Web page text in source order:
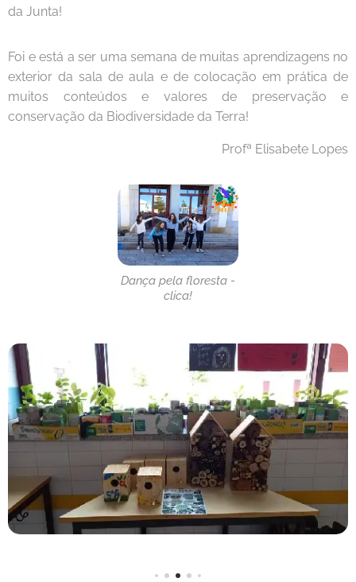
da Junta!
Foi e está a ser uma semana de muitas aprendizagens no
exterior da sala de aula e de colocação em prática de
muitos conteúdos e valores de preservação e
conservação da Biodiversidade da Terra!
Profª Elisabete Lopes
Dança pela floresta -
clica!